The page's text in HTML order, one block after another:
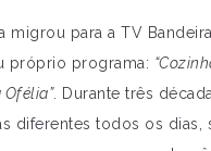
migrou para a TV
próprio programa:
. Durante três
diferentes todos os dias,